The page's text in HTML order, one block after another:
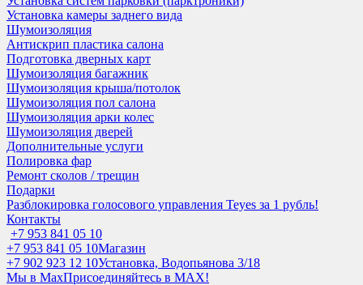
Установка камеры заднего вида
Шумоизоляция
Антискрип пластика салона
Подготовка дверных карт
Шумоизоляция багажник
Шумоизоляция крыша/потолок
Шумоизоляция пол салона
Шумоизоляция арки колес
Шумоизоляция дверей
Дополнительные услуги
Полировка фар
Ремонт сколов / трещин
Подарки
Разблокировка голосового управления Teyes за 1 рубль!
Контакты
+7 953 841 05 10
+7 953 841 05 10Магазин
+7 902 923 12 10Установка, Водопьянова 3/18
Мы в MaxПрисоединяйтесь в MAX!